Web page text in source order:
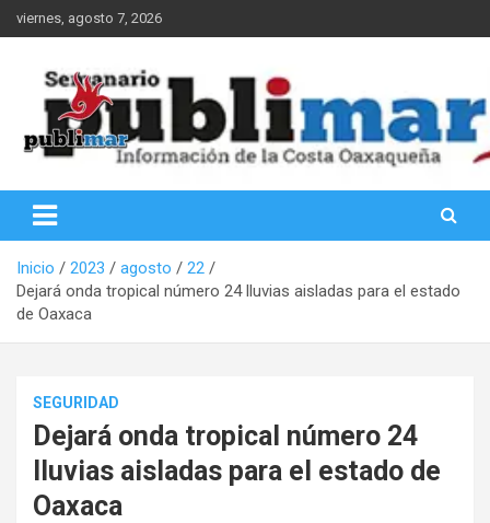
Saltar
al
viernes, agosto 7, 2026
PubliMar
Inicio 2023 agosto
22
Dejará onda tropical número 24 lluvias aisladas para el estado
de Oaxaca
SEGURIDAD
Dejará onda tropical número 24
lluvias aisladas para el estado de
Oaxaca